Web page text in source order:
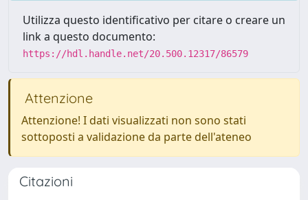
Utilizza questo identificativo per citare o creare un
link a questo documento:
https://hdl.handle.net/20.500.12317/86579
Attenzione
Attenzione! I dati visualizzati non sono stati
sottoposti a validazione da parte dell'ateneo
Citazioni